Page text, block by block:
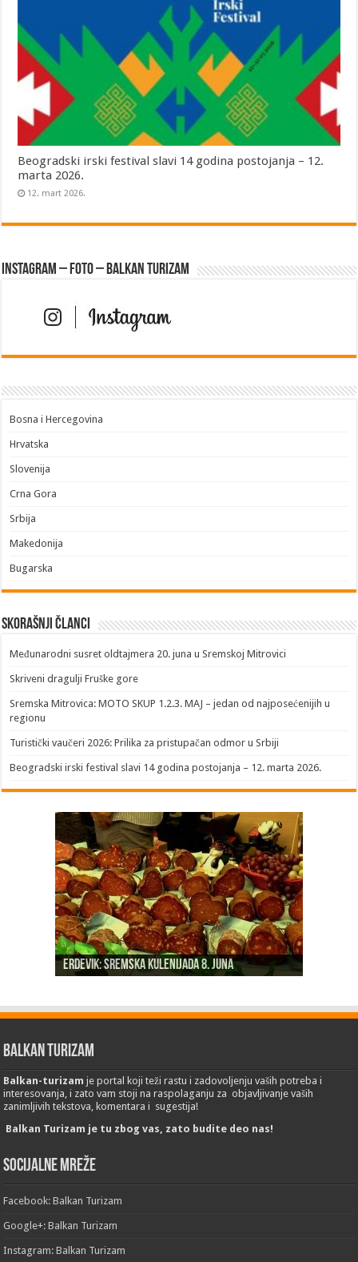
Beogradski irski festival slavi 14 godina postojanja – 12.
marta 2026.
12. mart 2026.
Instagram – FOTO – Balkan turizam
Bosna i Hercegovina
Hrvatska
Slovenija
Crna Gora
Srbija
Makedonija
Bugarska
Skorašnji članci
​Međunarodni susret oldtajmera 20. juna u Sremskoj Mitrovici
Skriveni dragulji Fruške gore
Sremska Mitrovica: MOTO SKUP 1.2.3. MAJ – jedan od najposećenijih u
regionu
Turistički vaučeri 2026: Prilika za pristupačan odmor u Srbiji
Beogradski irski festival slavi 14 godina postojanja – 12. marta 2026.
Šebešfok – Otkrijte turistički dragulj na obali
Dunava
Erdevik: Sremska kulenijada 8. juna
Pomerena kupališna sezona na Gradskoj plaži u
Sremskoj Mitrovici
Novi Sad: Exit festival od 6.do 9. jula
26. Međunarodni sajam turizma „EMITT 2023“
Balkan Turizam
Balkan-turizam je portal koji teži rastu i zadovoljenju vaših potreba i
interesovanja, i zato vam stoji na raspolaganju za objavljivanje vaših
zanimljivih tekstova, komentara i sugestija!
Balkan Turizam je tu zbog vas, zato budite deo nas!
Socijalne mreže
Facebook: Balkan Turizam
Google+: Balkan Turizam
Instagram: Balkan Turizam